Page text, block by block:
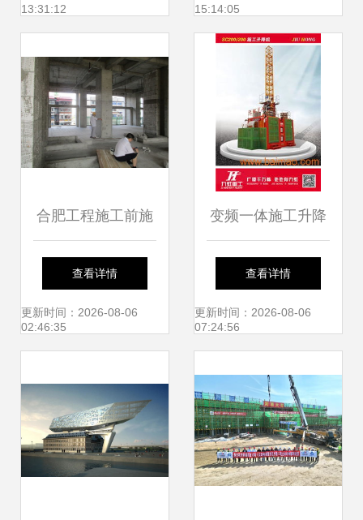
13:31:12
15:14:05
合肥工程施工前施
工周边房屋鉴定一
体化服务 建筑施工
查看详情
更新时间：2026-08-06
02:46:35
变频一体施工升降
机与普通施工升降
机的全面对比 生产
析与价值决策
查看详情
更新时间：2026-08-06
07:24:56